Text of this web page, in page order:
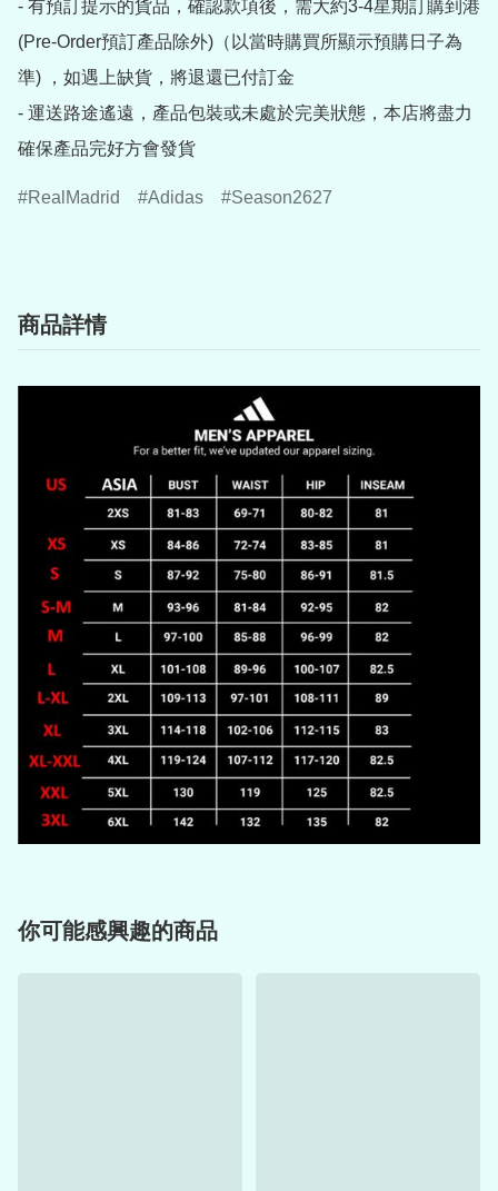
- 有預訂提示的貨品，確認款項後，需大約3-4星期訂購到港
(Pre-Order預訂產品除外)（以當時購買所顯示預購日子為
準) ，如遇上缺貨，將退還已付訂金
- 運送路途遙遠，產品包裝或未處於完美狀態，本店將盡力
RealMadrid Adidas Season2627
商品詳情
你可能感興趣的商品